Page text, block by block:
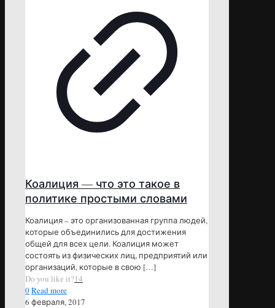
Коалиция — что это такое в
политике простыми словами
Коалиция – это организованная группа людей,
которые объединились для достижения
общей для всех цели. Коалиция может
состоять из физических лиц, предприятий или
организаций, которые в свою […]
Do you like it?14
0Read more
6 февраля, 2017